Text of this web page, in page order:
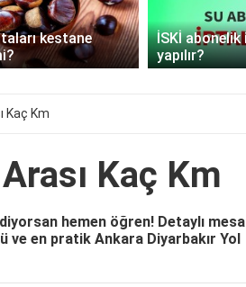
kestane
İSKİ abonelik
yapılır?
Kaç Km
Kaç Km
hemen öğren! Detaylı
ve en pratik Ankara Diyarbakır Yol